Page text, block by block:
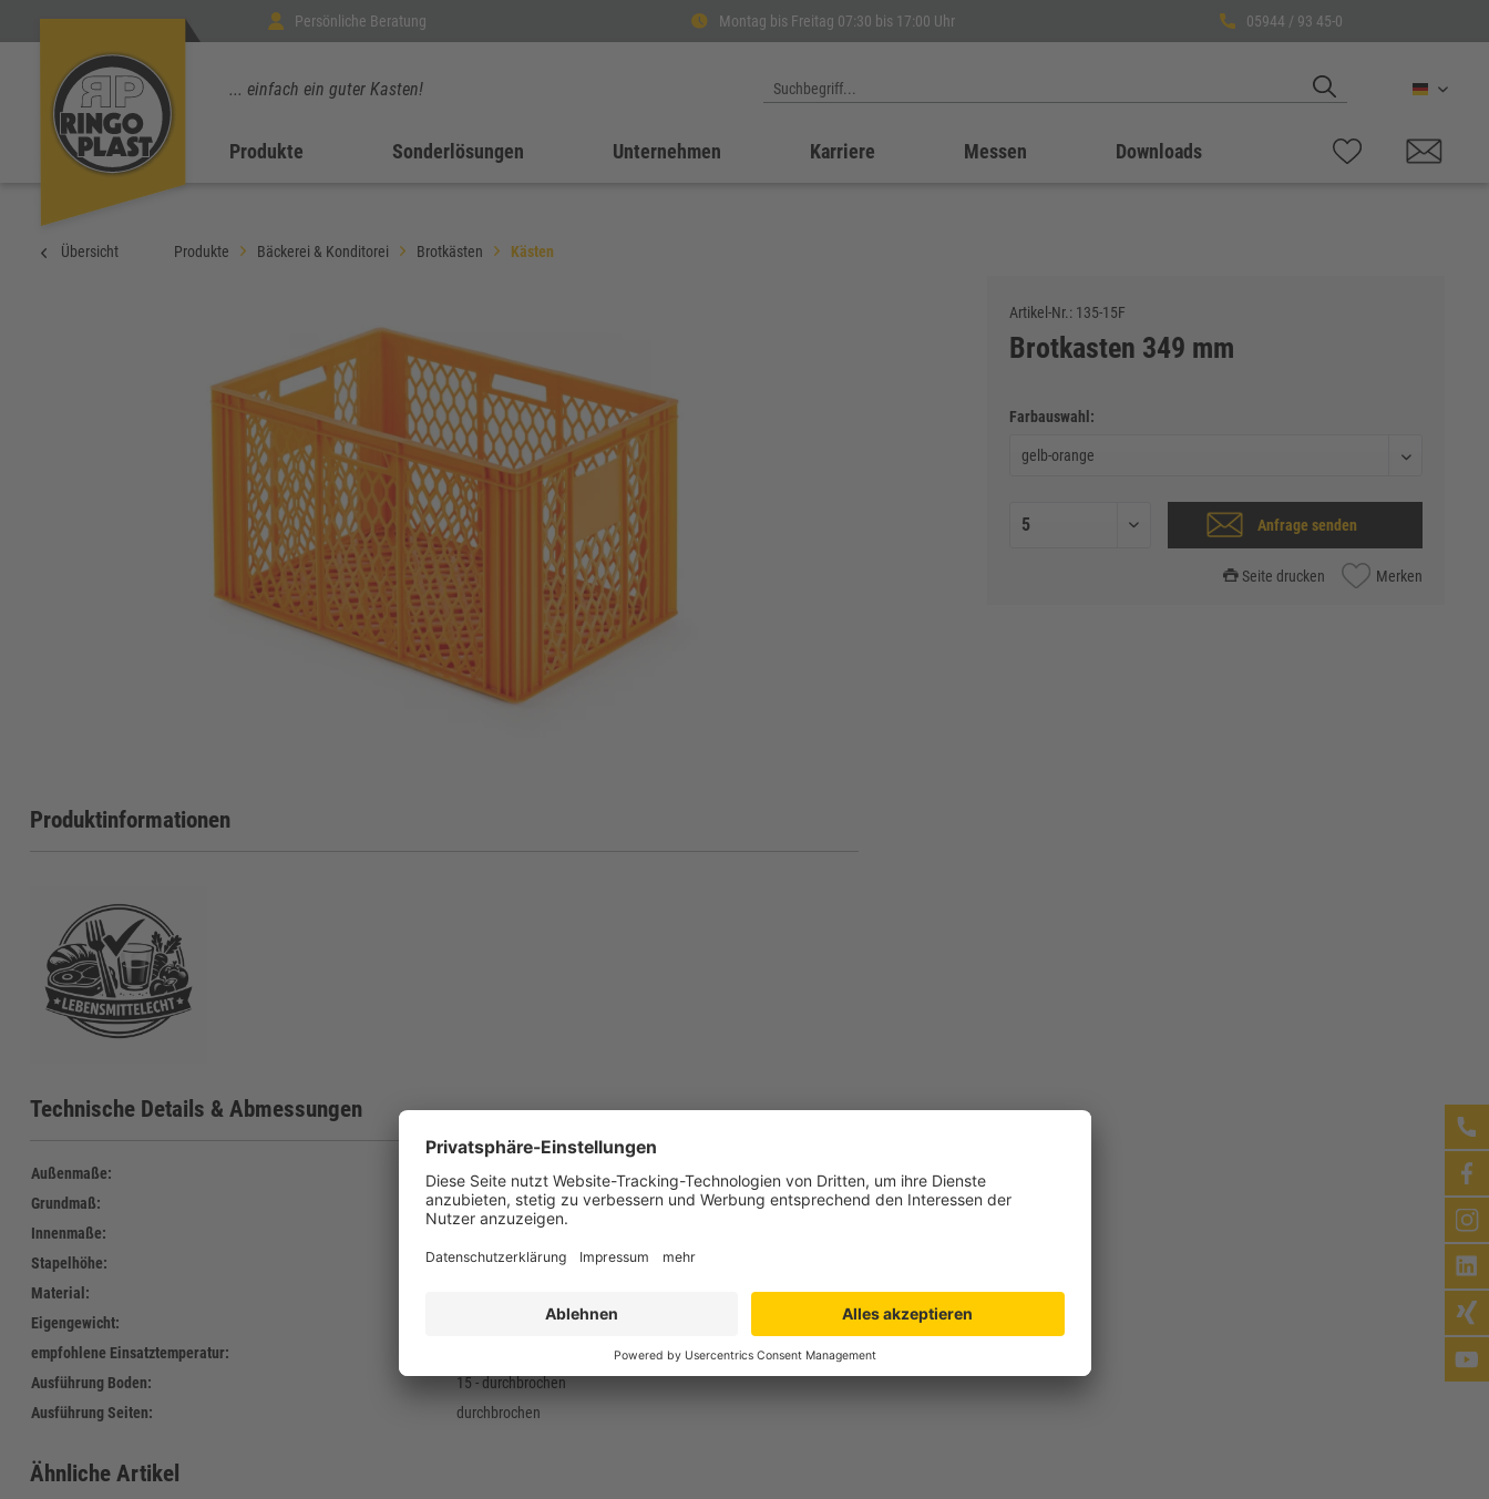
Persönliche Beratung Montag bis Freitag 07:30 bis 17:00 Uhr 05944 / 93 45-0
... einfach ein guter Kasten! Deutsch
Produkte Sonderlösungen Unternehmen Karriere Messen Downloads
Übersicht Produkte Bäckerei & Konditorei Brotkästen Kästen
Artikel-Nr.: 135-15F
Brotkasten 349 mm
Farbauswahl:
Anfrage senden
Seite drucken Merken
Produktinformationen
Technische Details & Abmessungen
Außenmaße:
600 x 400 x 349 mm
Grundmaß:
600 x 400 mm
Innenmaße:
568 x 368 x 335 mm
Stapelhöhe:
338 mm
Material:
Eigengewicht:
empfohlene Einsatztemperatur:
Ausführung Boden:
15 - durchbrochen
Ausführung Seiten:
durchbrochen
Ähnliche Artikel